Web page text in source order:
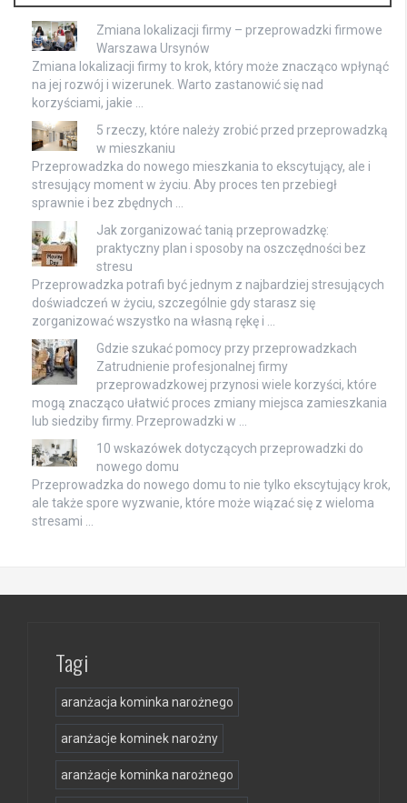
Zmiana lokalizacji firmy – przeprowadzki firmowe
Warszawa Ursynów
Zmiana lokalizacji firmy to krok, który może znacząco wpłynąć
na jej rozwój i wizerunek. Warto zastanowić się nad
korzyściami, jakie …
5 rzeczy, które należy zrobić przed przeprowadzką
w mieszkaniu
Przeprowadzka do nowego mieszkania to ekscytujący, ale i
stresujący moment w życiu. Aby proces ten przebiegł
sprawnie i bez zbędnych …
Jak zorganizować tanią przeprowadzkę:
praktyczny plan i sposoby na oszczędności bez
stresu
Przeprowadzka potrafi być jednym z najbardziej stresujących
doświadczeń w życiu, szczególnie gdy starasz się
zorganizować wszystko na własną rękę i …
Gdzie szukać pomocy przy przeprowadzkach
Zatrudnienie profesjonalnej firmy
przeprowadzkowej przynosi wiele korzyści, które
mogą znacząco ułatwić proces zmiany miejsca zamieszkania
lub siedziby firmy. Przeprowadzki w …
10 wskazówek dotyczących przeprowadzki do
nowego domu
Przeprowadzka do nowego domu to nie tylko ekscytujący krok,
ale także spore wyzwanie, które może wiązać się z wieloma
stresami …
Tagi
aranżacja kominka narożnego
aranżacje kominek narożny
aranżacje kominka narożnego